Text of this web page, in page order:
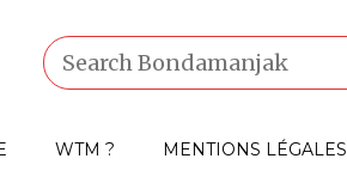
WTM ? MENTIONS LÉGALES